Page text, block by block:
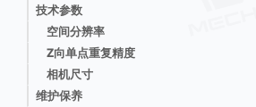
技术参数
空间分辨率
Z向单点重复精度
相机尺寸
维护保养